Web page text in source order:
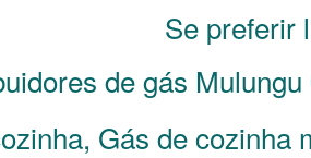
Se preferir
de gás Mulungu
Gás de